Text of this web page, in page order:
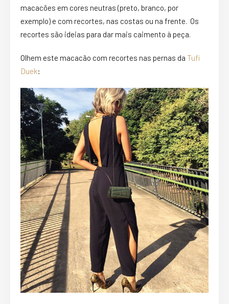
macacões em cores neutras (preto, branco, por
exemplo) e com recortes, nas costas ou na frente. Os
recortes são ideias para dar mais caimento à peça.
Olhem este macacão com recortes nas pernas da Tufi
Duek: